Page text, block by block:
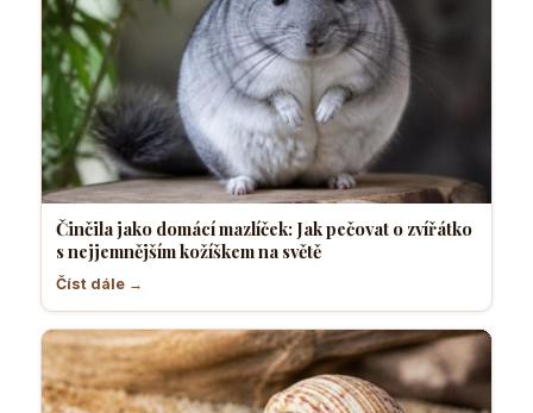
Činčila jako domácí mazlíček: Jak pečovat o zvířátko
s nejjemnějším kožíškem na světě
Číst dále →